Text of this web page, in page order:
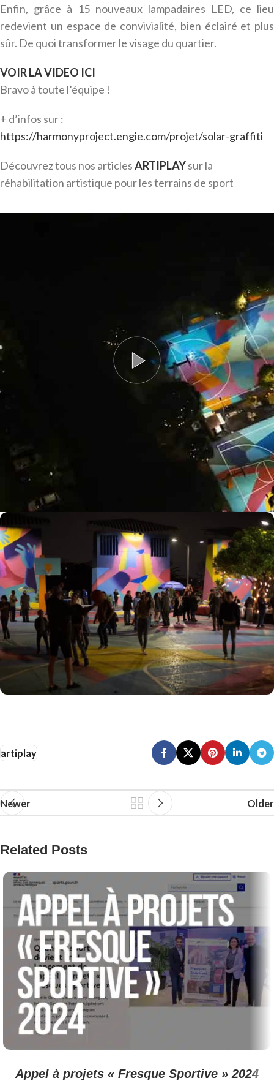
Enfin, grâce à 15 nouveaux lampadaires LED, ce lieu
redevient un espace de convivialité, bien éclairé et plus
sûr. De quoi transformer le visage du quartier.
VOIR LA VIDEO ICI
Bravo à toute l’équipe !
+ d’infos sur :
https://harmonyproject.engie.com/projet/solar-graffiti
Découvrez tous nos articlesARTIPLAYsur la
réhabilitation artistique pour les terrains de sport
artiplay
Newer Older
Related Posts
Appel à projets « Fresque Sportive » 2024